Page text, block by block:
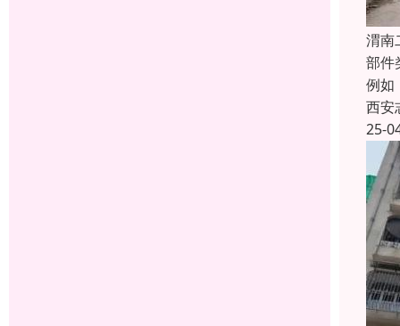
渭南
部件
例如
西安
25-